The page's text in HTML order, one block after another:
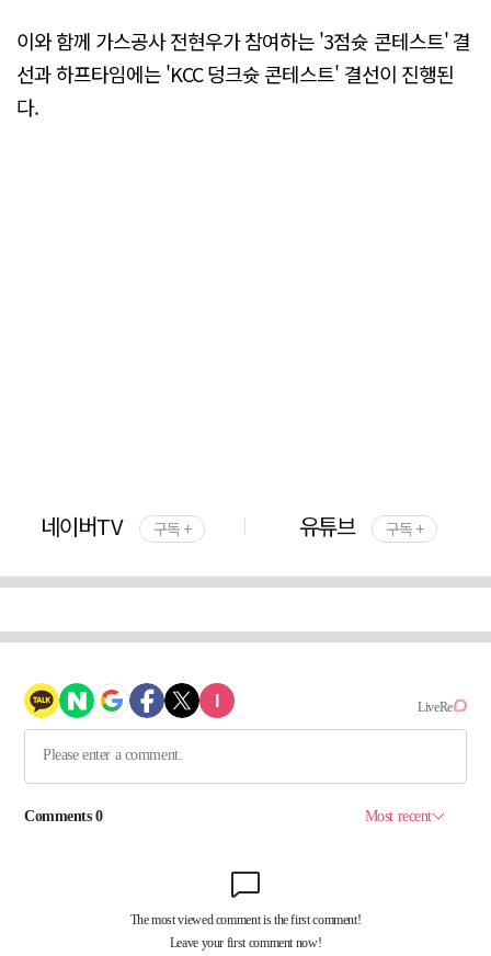
이와 함께 가스공사 전현우가 참여하는 '3점슛 콘테스트' 결
선과 하프타임에는 'KCC 덩크슛 콘테스트' 결선이 진행된
다.
네이버TV 구독 + 유튜브 구독 +